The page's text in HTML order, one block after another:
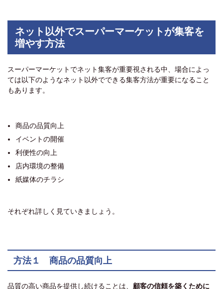
ネット以外でスーパーマーケットが集客を
増やす方法
スーパーマーケットでネット集客が重要視される中、場合によっ
ては以下のようなネット以外でできる集客方法が重要になること
もあります。
商品の品質向上
イベントの開催
利便性の向上
店内環境の整備
紙媒体のチラシ
それぞれ詳しく見ていきましょう。
方法１ 商品の品質向上
品質の高い商品を提供し続けることは、 顧客の信頼を築くために